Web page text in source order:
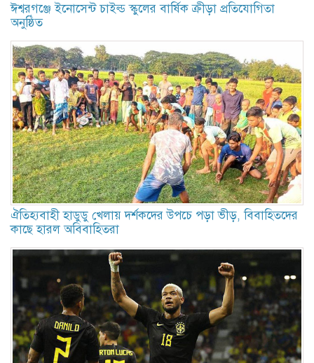
ঈশ্বরগঞ্জে ইনোসেন্ট চাইল্ড স্কুলের বার্ষিক ক্রীড়া প্রতিযোগিতা
অনুষ্ঠিত
ঐতিহ্যবাহী হাডুডু খেলায় দর্শকদের উপচে পড়া ভীড়, বিবাহিতদের
কাছে হারল অবিবাহিতরা